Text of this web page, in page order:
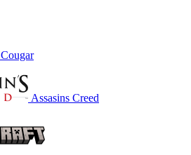
Cougar
Assasins Creed